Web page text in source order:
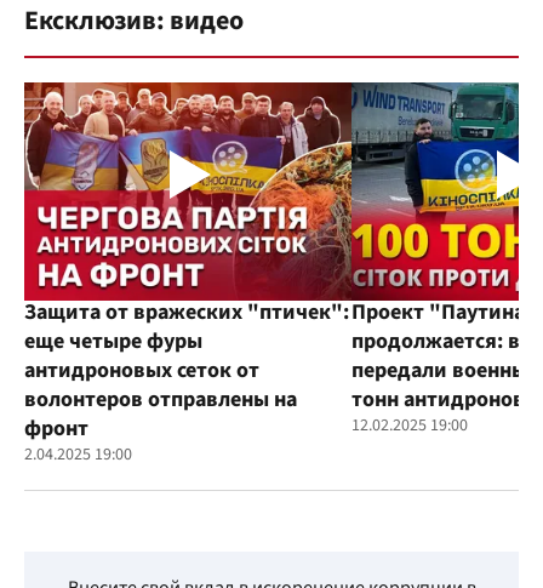
Ексклюзив: видео
Защита от вражеских "птичек":
еще четыре фуры
антидроновых сеток от
волонтеров отправлены на
фронт
2.04.2025 19:00
Проект "Паутина"
продолжается:
передали
тонн
12.02.2025 19:00